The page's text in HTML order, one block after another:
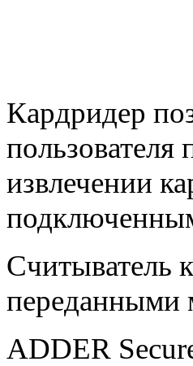
Кардридер
извлечении
Считыватель
переданными
ADDER